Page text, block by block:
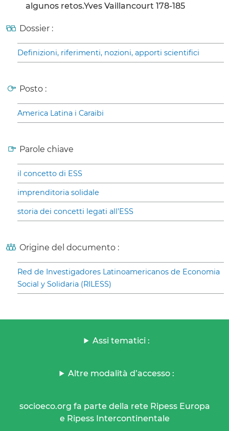
algunos retos.Yves Vaillancourt 178-185
Dossier :
Definizioni, riferimenti, nozioni, apporti scientifici
Posto :
America Latina i Caraibi
Parole chiave
il concetto di ESS
imprenditoria solidale
storia dei concetti legati all’ESS
Origine del documento :
Red de Investigadores Latinoamericanos de Economia
Social y Solidaria (RILESS)
Assi tematici :
Altre modalità d’accesso :
socioeco.org fa parte della rete Ripess Europa
e Ripess Intercontinentale